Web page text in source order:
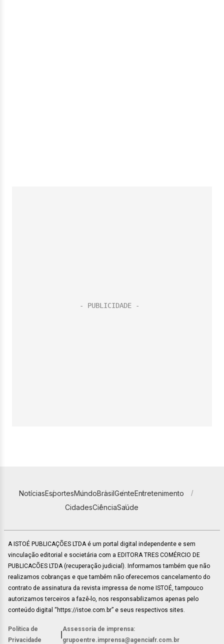
NotíciasEsportesMundoBrasilGenteEntretenimento
CidadesCiênciaSaúde
A ISTOÉ PUBLICAÇÕES LTDA é um portal digital independente e sem
vinculação editorial e societária com a EDITORA TRES COMÉRCIO DE
PUBLICACÕES LTDA (recuperação judicial). Informamos também que não
realizamos cobranças e que também não oferecemos cancelamento do
contrato de assinatura da revista impressa de nome ISTOÉ, tampouco
autorizamos terceiros a fazê-lo, nos responsabilizamos apenas pelo
conteúdo digital “https://istoe.com.br” e seus respectivos sites.
Política de
Privacidade
Assessoria de imprensa:
grupoentre.imprensa@agenciafr.com.br